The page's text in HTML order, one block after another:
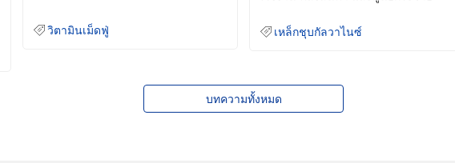
วิตามินเม็ดฟู่ เหล็กชุบกัลวาไนซ์
บทความทั้งหมด